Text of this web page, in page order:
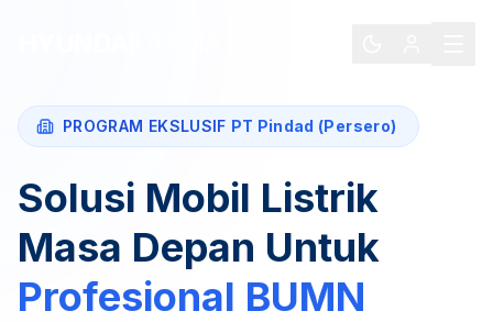
PROGRAM EKSLUSIF PT Pindad (Persero)
Solusi Mobil Listrik
Masa Depan Untuk
Profesional BUMN